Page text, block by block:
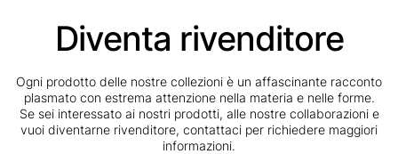
Diventa rivenditore
Ogni prodotto delle nostre collezioni è un affascinante racconto
plasmato con estrema attenzione nella materia e nelle forme.
Se sei interessato ai nostri prodotti, alle nostre collaborazioni e
vuoi diventarne rivenditore, contattaci per richiedere maggiori
informazioni.